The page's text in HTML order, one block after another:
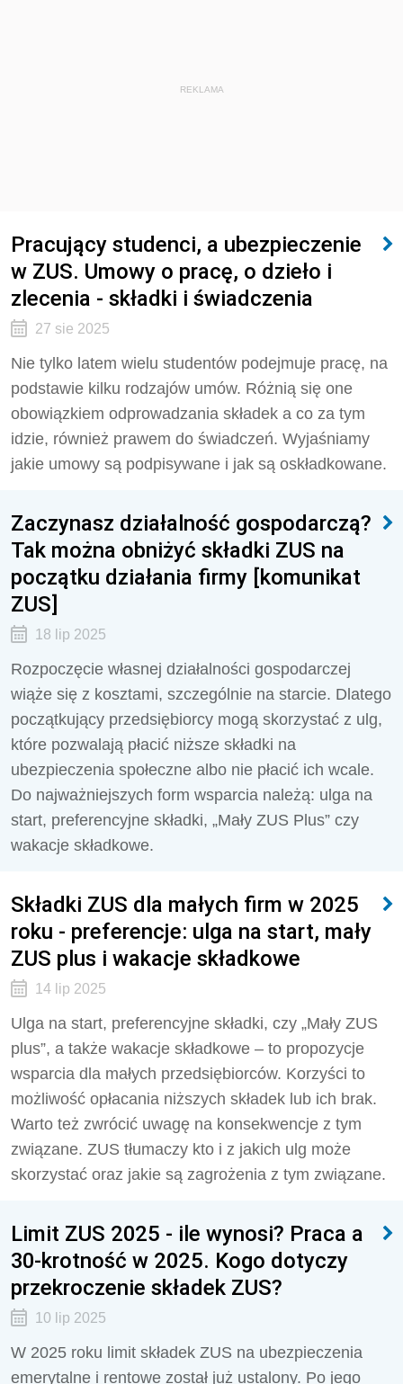
REKLAMA
Pracujący studenci, a ubezpieczenie
w ZUS. Umowy o pracę, o dzieło i
zlecenia - składki i świadczenia
27 sie 2025
Nie tylko latem wielu studentów podejmuje pracę, na
podstawie kilku rodzajów umów. Różnią się one
obowiązkiem odprowadzania składek a co za tym
idzie, również prawem do świadczeń. Wyjaśniamy
jakie umowy są podpisywane i jak są oskładkowane.
Zaczynasz działalność gospodarczą?
Tak można obniżyć składki ZUS na
początku działania firmy [komunikat
ZUS]
18 lip 2025
Rozpoczęcie własnej działalności gospodarczej
wiąże się z kosztami, szczególnie na starcie. Dlatego
początkujący przedsiębiorcy mogą skorzystać z ulg,
które pozwalają płacić niższe składki na
ubezpieczenia społeczne albo nie płacić ich wcale.
Do najważniejszych form wsparcia należą: ulga na
start, preferencyjne składki, „Mały ZUS Plus” czy
wakacje składkowe.
Składki ZUS dla małych firm w 2025
roku - preferencje: ulga na start, mały
ZUS plus i wakacje składkowe
14 lip 2025
Ulga na start, preferencyjne składki, czy „Mały ZUS
plus”, a także wakacje składkowe – to propozycje
wsparcia dla małych przedsiębiorców. Korzyści to
możliwość opłacania niższych składek lub ich brak.
Warto też zwrócić uwagę na konsekwencje z tym
związane. ZUS tłumaczy kto i z jakich ulg może
skorzystać oraz jakie są zagrożenia z tym związane.
Limit ZUS 2025 - ile wynosi? Praca a
30-krotność w 2025. Kogo dotyczy
przekroczenie składek ZUS?
10 lip 2025
W 2025 roku limit składek ZUS na ubezpieczenia
emerytalne i rentowe został już ustalony. Po jego